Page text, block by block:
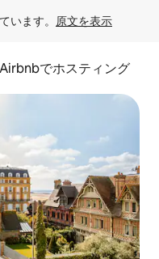
います。 原文を表示
Airbnbでホスティング